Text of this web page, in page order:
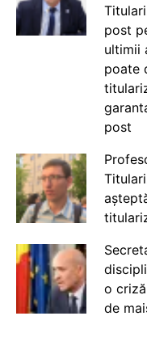
post
ultimii
poate
post
o
de